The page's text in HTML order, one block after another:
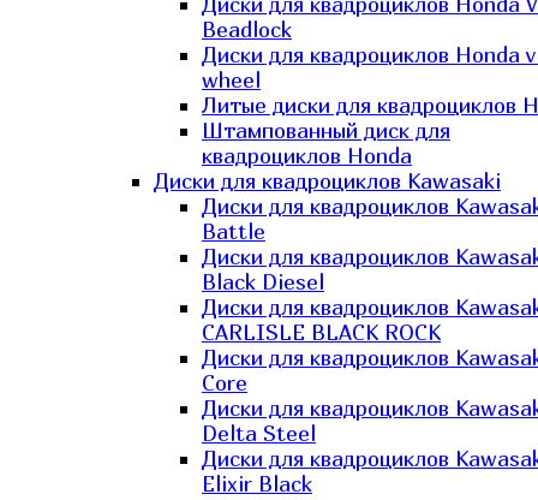
Beadlock
Диски для квадроциклов Honda
wheel
Литые диски для квадроциклов
Штампованный диск для
квадроциклов Honda
Диски для квадроциклов Kawasaki
Диски для квадроциклов
Battle
Диски для квадроциклов
Black Diesel
Диски для квадроциклов
CARLISLE BLACK ROCK
Диски для квадроциклов
Core
Диски для квадроциклов
Delta Steel
Диски для квадроциклов
Elixir Black